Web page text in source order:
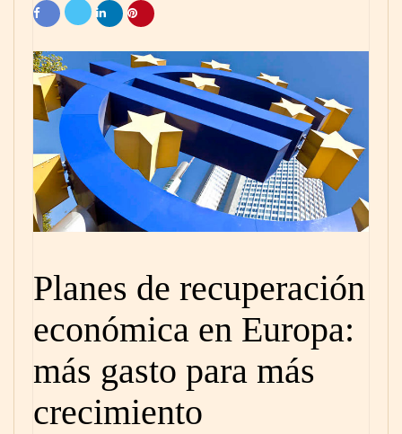
Planes de recuperación
económica en Europa:
más gasto para más
crecimiento